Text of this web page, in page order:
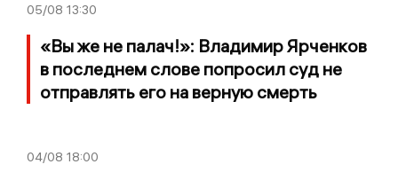
05/08 13:30
«Вы же не палач!»: Владимир Ярченков
в последнем слове попросил суд не
отправлять его на верную смерть
04/08 18:00